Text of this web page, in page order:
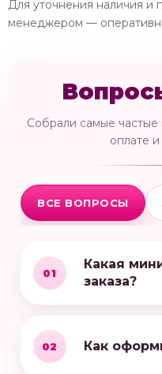
Для уточнения наличия и
менеджером —
Собрали самые частые
оплате
ВСЕ ВОПРОСЫ
01
Какая
заказа?
02 Как